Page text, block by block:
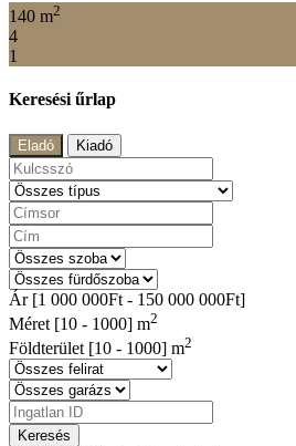
140 m2
4
1
Keresési űrlap
Eladó Kiadó
Ár [1 000 000Ft - 150 000 000Ft]
Méret [10 - 1000] m2
Földterület [10 - 1000] m2
Keresés